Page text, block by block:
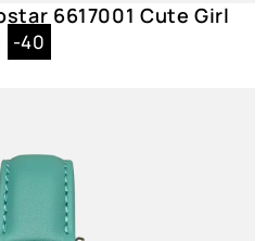
6617001 Cute Girl
-40